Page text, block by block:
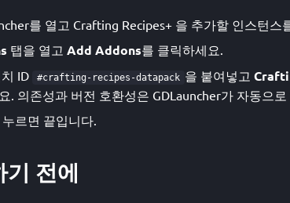
를 열고 Crafting Recipes+ 을 추가할 인스턴스
탭을 열고 Add Addons를 클릭하세요.
ID
#crafting-recipes-datapack 을 붙여넣고
. 의존성과 버전 호환성은 GDLauncher가 자동으
누르면 끝입니다.
기 전에